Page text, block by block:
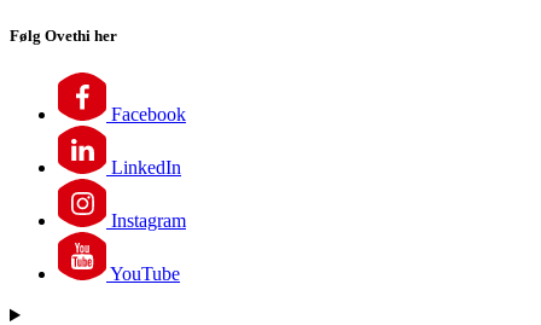
Følg Ovethi her
Facebook
LinkedIn
Instagram
YouTube